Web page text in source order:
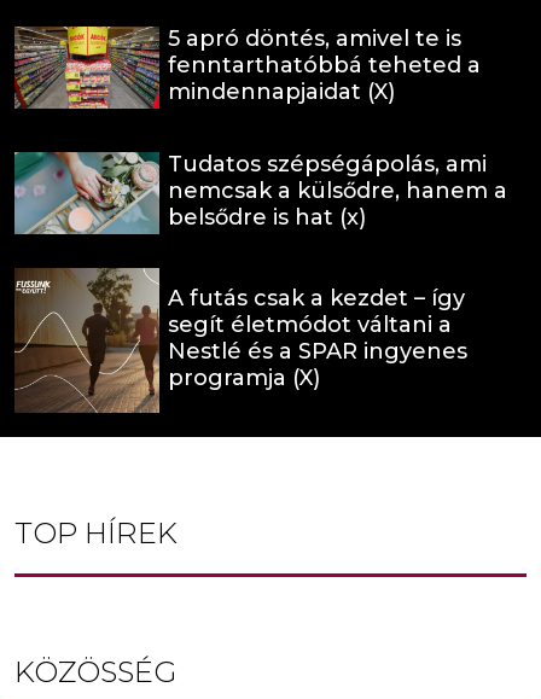
5 apró döntés, amivel te is
fenntarthatóbbá teheted a
mindennapjaidat (X)
Tudatos szépségápolás, ami
nemcsak a külsődre, hanem a
belsődre is hat (x)
A futás csak a kezdet – így
segít életmódot váltani a
Nestlé és a SPAR ingyenes
programja (X)
TOP HÍREK
KÖZÖSSÉG